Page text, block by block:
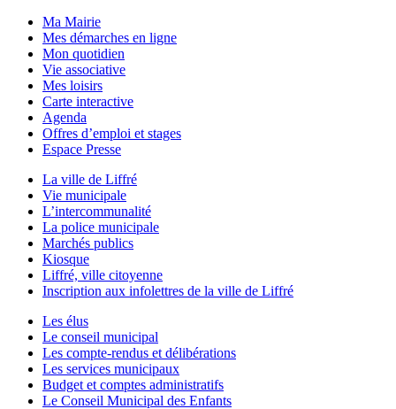
Ma Mairie
Mes démarches en ligne
Mon quotidien
Vie associative
Mes loisirs
Carte interactive
Agenda
Offres d’emploi et stages
Espace Presse
La ville de Liffré
Vie municipale
L’intercommunalité
La police municipale
Marchés publics
Kiosque
Liffré, ville citoyenne
Inscription aux infolettres de la ville de Liffré
Les élus
Le conseil municipal
Les compte-rendus et délibérations
Les services municipaux
Budget et comptes administratifs
Le Conseil Municipal des Enfants